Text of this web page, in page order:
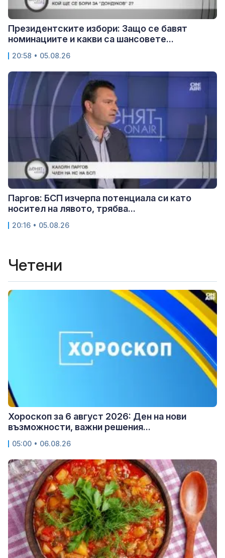
Президентските избори: Защо се бавят
номинациите и какви са шансовете...
20:58 • 05.08.26
Паргов: БСП изчерпа потенциала си като
носител на лявото, трябва...
20:16 • 05.08.26
Четени
Хороскоп за 6 август 2026: Ден на нови
възможности, важни решения...
05:00 • 06.08.26